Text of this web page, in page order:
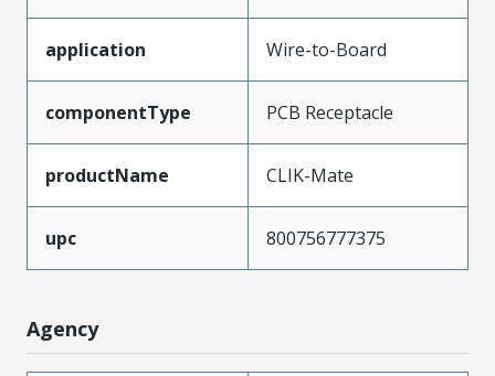
application Wire-to-Board
componentType PCB Receptacle
productName CLIK-Mate
upc 800756777375
Agency